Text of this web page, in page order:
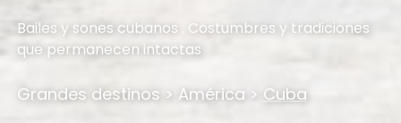
Bailes y sones cubanos . Costumbres y tradiciones
que permanecen intactas
Grandes destinos > América > Cuba